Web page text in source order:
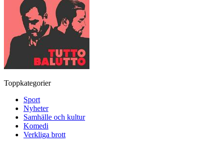
Toppkategorier
Sport
Nyheter
Samhälle och kultur
Komedi
Verkliga brott